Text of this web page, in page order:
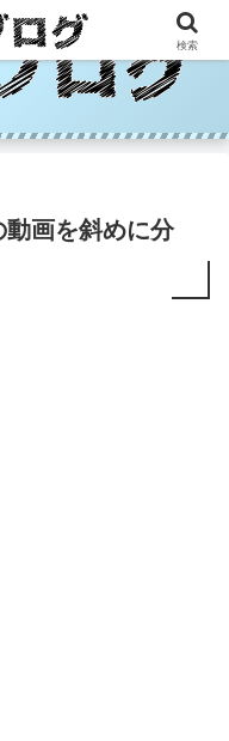
動画を斜めに分
検索